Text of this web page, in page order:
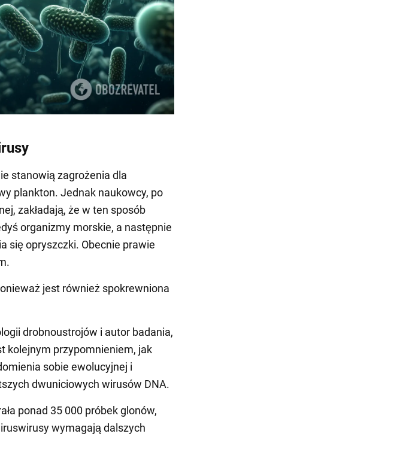
stanowią zagrożenia dla
plankton. Jednak naukowcy, po
zakładają, że w ten sposób
organizmy morskie, a następnie
się opryszczki. Obecnie prawie
jest również spokrewniona
drobnoustrojów i autor badania,
kolejnym przypomnieniem, jak
sobie ewolucyjnej i
dwuniciowych wirusów DNA.
ponad 35 000 próbek glonów,
wymagają dalszych